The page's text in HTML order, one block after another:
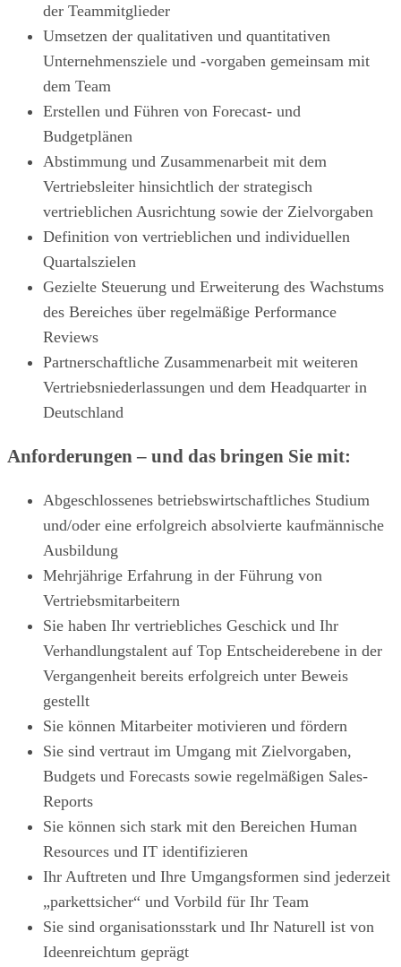
der Teammitglieder
Umsetzen der qualitativen und quantitativen
Unternehmensziele und -vorgaben gemeinsam mit
dem Team
Erstellen und Führen von Forecast- und
Budgetplänen
Abstimmung und Zusammenarbeit mit dem
Vertriebsleiter hinsichtlich der strategisch
vertrieblichen Ausrichtung sowie der Zielvorgaben
Definition von vertrieblichen und individuellen
Quartalszielen
Gezielte Steuerung und Erweiterung des Wachstums
des Bereiches über regelmäßige Performance
Reviews
Partnerschaftliche Zusammenarbeit mit weiteren
Vertriebsniederlassungen und dem Headquarter in
Deutschland
Anforderungen – und das bringen Sie mit:
Abgeschlossenes betriebswirtschaftliches Studium
und/oder eine erfolgreich absolvierte kaufmännische
Ausbildung
Mehrjährige Erfahrung in der Führung von
Vertriebsmitarbeitern
Sie haben Ihr vertriebliches Geschick und Ihr
Verhandlungstalent auf Top Entscheiderebene in der
Vergangenheit bereits erfolgreich unter Beweis
gestellt
Sie können Mitarbeiter motivieren und fördern
Sie sind vertraut im Umgang mit Zielvorgaben,
Budgets und Forecasts sowie regelmäßigen Sales-
Reports
Sie können sich stark mit den Bereichen Human
Resources und IT identifizieren
Ihr Auftreten und Ihre Umgangsformen sind jederzeit
„parkettsicher“ und Vorbild für Ihr Team
Sie sind organisationsstark und Ihr Naturell ist von
Ideenreichtum geprägt